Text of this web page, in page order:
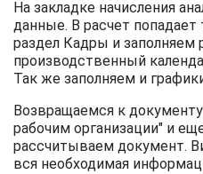
На закладке начисления
данные. В расчет попадает
раздел Кадры и заполняем
производственный
Так же заполняем и
Возвращаемся к
рабочим организации" и
рассчитываем документ.
вся необходимая